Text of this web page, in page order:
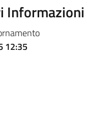
Informazioni
12:35